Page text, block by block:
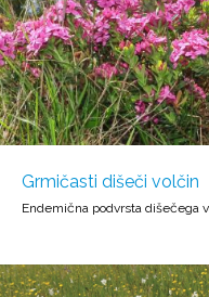
Grmičasti dišeči volčin
Endemična podvrsta dišečega